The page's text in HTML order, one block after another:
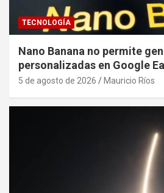
TECNOLOGÍA
Nano Banana no permite
personalizadas en Google
5 de agosto de 2026 Mauricio Ríos